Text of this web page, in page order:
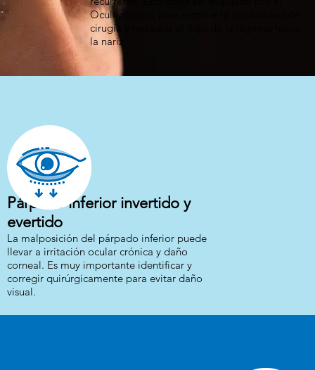
Oculoplástico para erminar la posibilidad de
cirugía y restaurar el flujo de la lágrima hacia
la nariz.
Párpado inferior invertido y
evertido
La malposición del párpado inferior puede
llevar a irritación ocular crónica y daño
corneal. Es muy importante identificar y
corregir quirúrgicamente para evitar daño
visual.